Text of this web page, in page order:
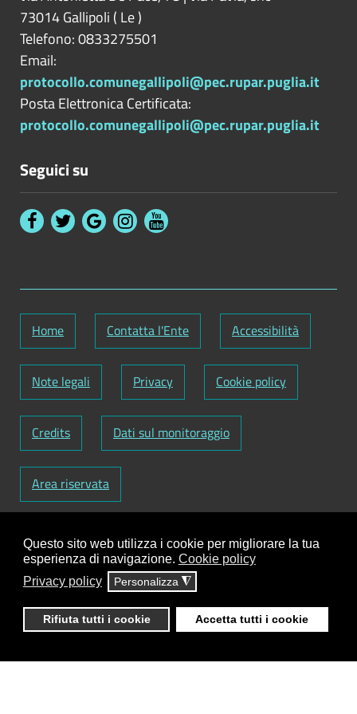
Questo sito web utilizza i cookie per migliorare la tua
esperienza di navigazione. Cookie policy
Privacy policy
Personalizza ◮
Rifiuta tutti i cookie Accetta tutti i cookie
73014Gallipoli ( Le)
Telefono: 0833275501
Email:
protocollo.comunegallipoli@pec.rupar.puglia.it
Posta Elettronica Certificata:
protocollo.comunegallipoli@pec.rupar.puglia.it
Seguici su
Home Contatta l'Ente Accessibilità
Note legali Privacy Cookie policy
Credits Dati sul monitoraggio
Area riservata
Codice Fiscale: 82000090751-Partita IVA:
01129720759-Codice Fatturazione elettronica:
UFY1HC
contenuti:Antonio Scrimitore
ClioCom© copyright 2018 - 2026 - Clio S.r.l. Lecce -